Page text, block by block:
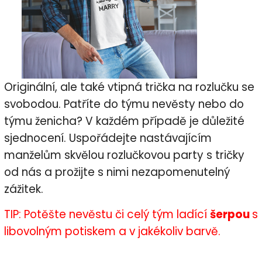
Originální, ale také vtipná trička na rozlučku se
svobodou. Patříte do týmu nevěsty nebo do
týmu ženicha? V každém případě je důležité
sjednocení. Uspořádejte nastávajícím
manželům skvělou rozlučkovou party s tričky
od nás a prožijte s nimi nezapomenutelný
zážitek.
TIP: Potěšte nevěstu či celý tým ladícíšerpous
libovolným potiskem a v jakékoliv barvě.